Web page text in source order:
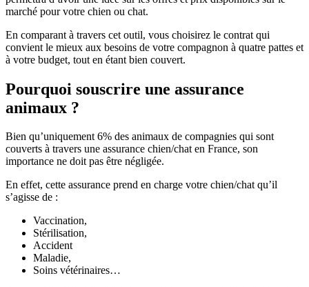
marché pour votre chien ou chat.
En comparant à travers cet outil, vous choisirez le contrat qui
convient le mieux aux besoins de votre compagnon à quatre pattes et
à votre budget, tout en étant bien couvert.
Pourquoi souscrire une assurance
animaux ?
Bien qu’uniquement 6% des animaux de compagnies qui sont
couverts à travers une assurance chien/chat en France, son
importance ne doit pas être négligée.
En effet, cette assurance prend en charge votre chien/chat qu’il
s’agisse de :
Vaccination,
Stérilisation,
Accident
Maladie,
Soins vétérinaires…